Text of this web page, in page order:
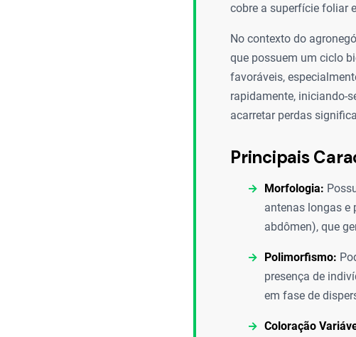
cobre a superfície foliar
No contexto do
que possuem um ciclo
favoráveis,
rapidamente, iniciando-
acarretar perdas
Principais
Morfologia:
antenas longas e
abdômen), que
Polimorfismo:
presença de
em fase de
Coloração